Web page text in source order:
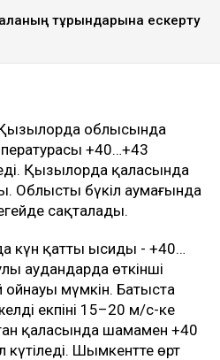
тұрғындарына ескерту
Қызылорда облысында
+40…+43
Қызылорда қаласында
Облыстың бүкіл аумағында
сақталады.
күн қатты ысиды - +40…
аудандарда өткінші
ойнауы мүмкін. Батыста
екпіні 15–20 м/с-ке
қаласында шамамен +40
күтіледі. Шымкентте өрт